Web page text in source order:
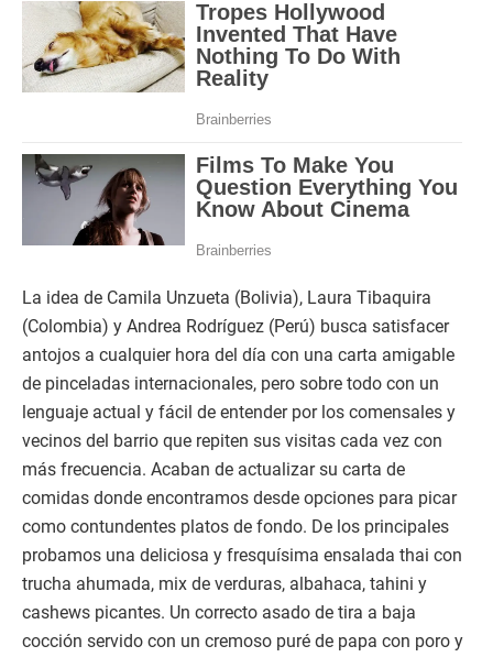
La idea de Camila Unzueta (Bolivia), Laura Tibaquira
(Colombia) y Andrea Rodríguez (Perú) busca satisfacer
antojos a cualquier hora del día con una carta amigable
de pinceladas internacionales, pero sobre todo con un
lenguaje actual y fácil de entender por los comensales y
vecinos del barrio que repiten sus visitas cada vez con
más frecuencia. Acaban de actualizar su carta de
comidas donde encontramos desde opciones para picar
como contundentes platos de fondo. De los principales
probamos una deliciosa y fresquísima ensalada thai con
trucha ahumada, mix de verduras, albahaca, tahini y
cashews picantes. Un correcto asado de tira a baja
cocción servido con un cremoso puré de papa con poro y